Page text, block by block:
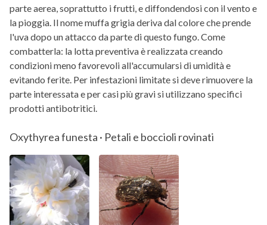
parte aerea, soprattutto i frutti, e diffondendosi con il vento e
la pioggia. Il nome muffa grigia deriva dal colore che prende
l'uva dopo un attacco da parte di questo fungo. Come
combatterla: la lotta preventiva è realizzata creando
condizioni meno favorevoli all'accumularsi di umidità e
evitando ferite. Per infestazioni limitate si deve rimuovere la
parte interessata e per casi più gravi si utilizzano specifici
prodotti antibotritici.
Oxythyrea funesta · Petali e boccioli rovinati